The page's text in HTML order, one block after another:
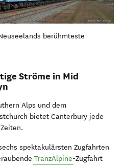
berühmteste
Ströme in Mid
Alps und dem
bietet Canterbury jede
spektakulärsten Zugfahrten
TranzAlpine-Zugfahrt